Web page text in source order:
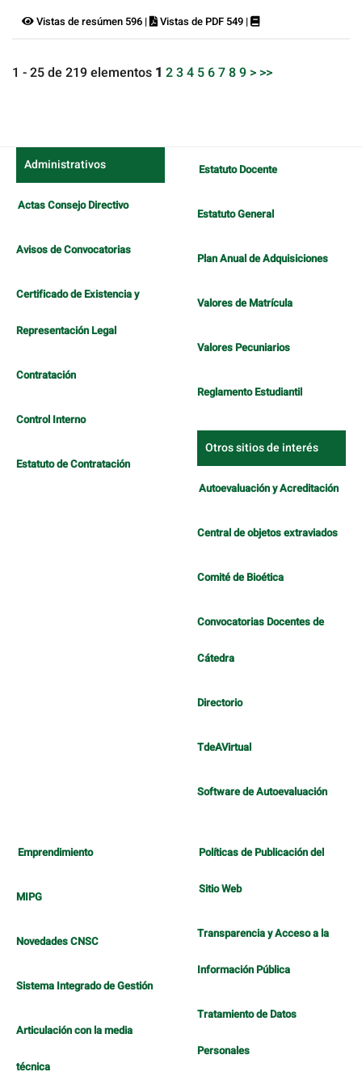
Vistas de resúmen 596 | Vistas de PDF 549 |
1 - 25 de 219 elementos 1 234 56789 > >>
Administrativos
Actas Consejo Directivo
Avisos de Convocatorias
Certificado de Existencia y
Representación Legal
Contratación
Control Interno
Estatuto de Contratación
Estatuto Docente
Estatuto General
Plan Anual de Adquisiciones
Valores de Matrícula
Valores Pecuniarios
Reglamento Estudiantil
Otros sitios de interés
Autoevaluación y Acreditación
Central de objetos extraviados
Comité de Bioética
Convocatorias Docentes de
Cátedra
Directorio
TdeAVirtual
Software de Autoevaluación
Emprendimiento
MIPG
Novedades CNSC
Sistema Integrado de Gestión
Articulación con la media
técnica
Políticas de Publicación del
Sitio Web
Transparencia y Acceso a la
Información Pública
Tratamiento de Datos
Personales